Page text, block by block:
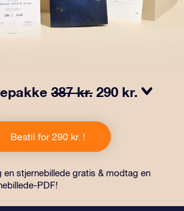
387 kr. 290 kr.
en smuk kuvert og personlige
sendes til en adresse efter dit eget
dokumenter og gratis brug af vores
venner og familie.
Bestil for 290 kr. !
en stjernebillede gratis & modtag en
PDF!